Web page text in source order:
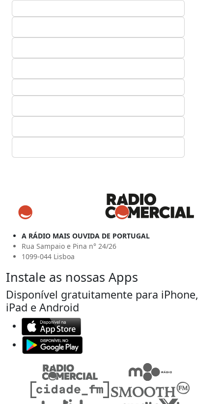
A RÁDIO MAIS OUVIDA DE PORTUGAL
Rua Sampaio e Pina n° 24/26
1099-044 Lisboa
Instale as nossas Apps
Disponível gratuitamente para iPhone,
iPad e Android